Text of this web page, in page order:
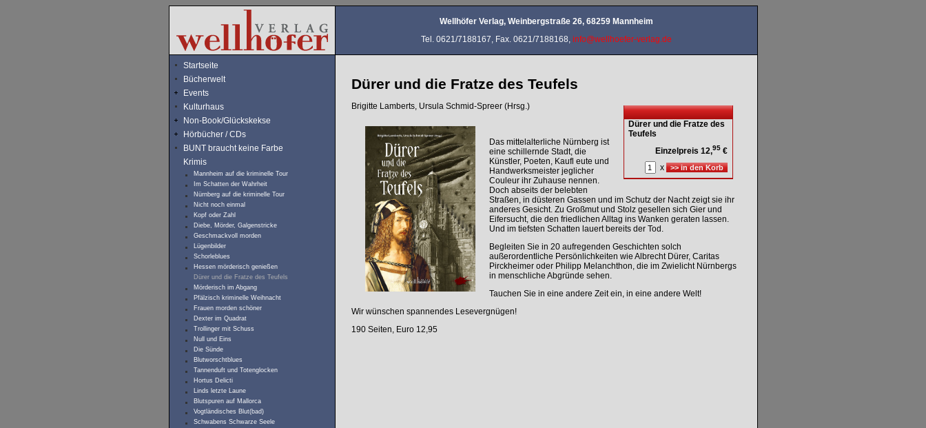
Wellhöfer Verlag, Weinbergstraße 26, 68259 Mannheim
Tel. 0621/7188167, Fax. 0621/7188168, info@wellhoefer-verlag.de
Startseite
Bücherwelt
Events
Kulturhaus
Non-Book/Glückskekse
Hörbücher / CDs
BUNT braucht keine Farbe
Krimis
Mannheim auf die kriminelle Tour
Im Schatten der Wahrheit
Nürnberg auf die kriminelle Tour
Nicht noch einmal
Kopf oder Zahl
Diebe, Mörder, Galgenstricke
Geschmackvoll morden
Lügenbilder
Schorleblues
Hessen mörderisch genießen
Dürer und die Fratze des Teufels
Mörderisch im Abgang
Pfälzisch kriminelle Weihnacht
Frauen morden schöner
Dexter im Quadrat
Trollinger mit Schuss
Null und Eins
Die Sünde
Blutworschtblues
Tannenduft und Totenglocken
Hortus Delicti
Linds letzte Laune
Blutspuren auf Mallorca
Vogtländisches Blut(bad)
Schwabens Schwarze Seele
Dürer und die Fratze des Teufels
Dürer und die Fratze des
Teufels
Einzelpreis 12,95 €
x
Brigitte Lamberts, Ursula Schmid-Spreer (Hrsg.)
Das mittelalterliche Nürnberg ist
eine schillernde Stadt, die
Künstler, Poeten, Kaufl eute und
Handwerksmeister jeglicher
Couleur ihr Zuhause nennen.
Doch abseits der belebten
Straßen, in düsteren Gassen und im Schutz der Nacht zeigt sie ihr
anderes Gesicht. Zu Großmut und Stolz gesellen sich Gier und
Eifersucht, die den friedlichen Alltag ins Wanken geraten lassen.
Und im tiefsten Schatten lauert bereits der Tod.
Begleiten Sie in 20 aufregenden Geschichten solch
außerordentliche Persönlichkeiten wie Albrecht Dürer, Caritas
Pirckheimer oder Philipp Melanchthon, die im Zwielicht Nürnbergs
in menschliche Abgründe sehen.
Tauchen Sie in eine andere Zeit ein, in eine andere Welt!
Wir wünschen spannendes Lesevergnügen!
190 Seiten, Euro 12,95